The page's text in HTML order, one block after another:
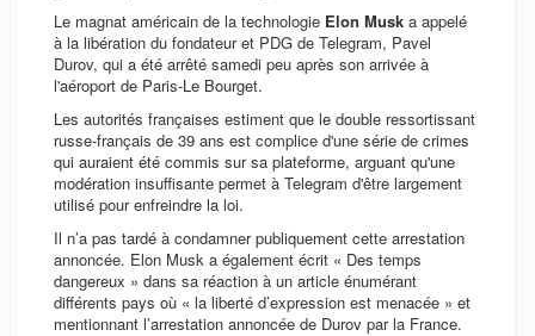
Le magnat américain de la technologie Elon Musk a appelé
à la libération du fondateur et PDG de Telegram, Pavel
Durov, qui a été arrêté samedi peu après son arrivée à
l'aéroport de Paris-Le Bourget.
Les autorités françaises estiment que le double ressortissant
russe-français de 39 ans est complice d'une série de crimes
qui auraient été commis sur sa plateforme, arguant qu'une
modération insuffisante permet à Telegram d'être largement
utilisé pour enfreindre la loi.
Il n’a pas tardé à condamner publiquement cette arrestation
annoncée. Elon Musk a également écrit « Des temps
dangereux » dans sa réaction à un article énumérant
différents pays où « la liberté d’expression est menacée » et
mentionnant l’arrestation annoncée de Durov par la France.